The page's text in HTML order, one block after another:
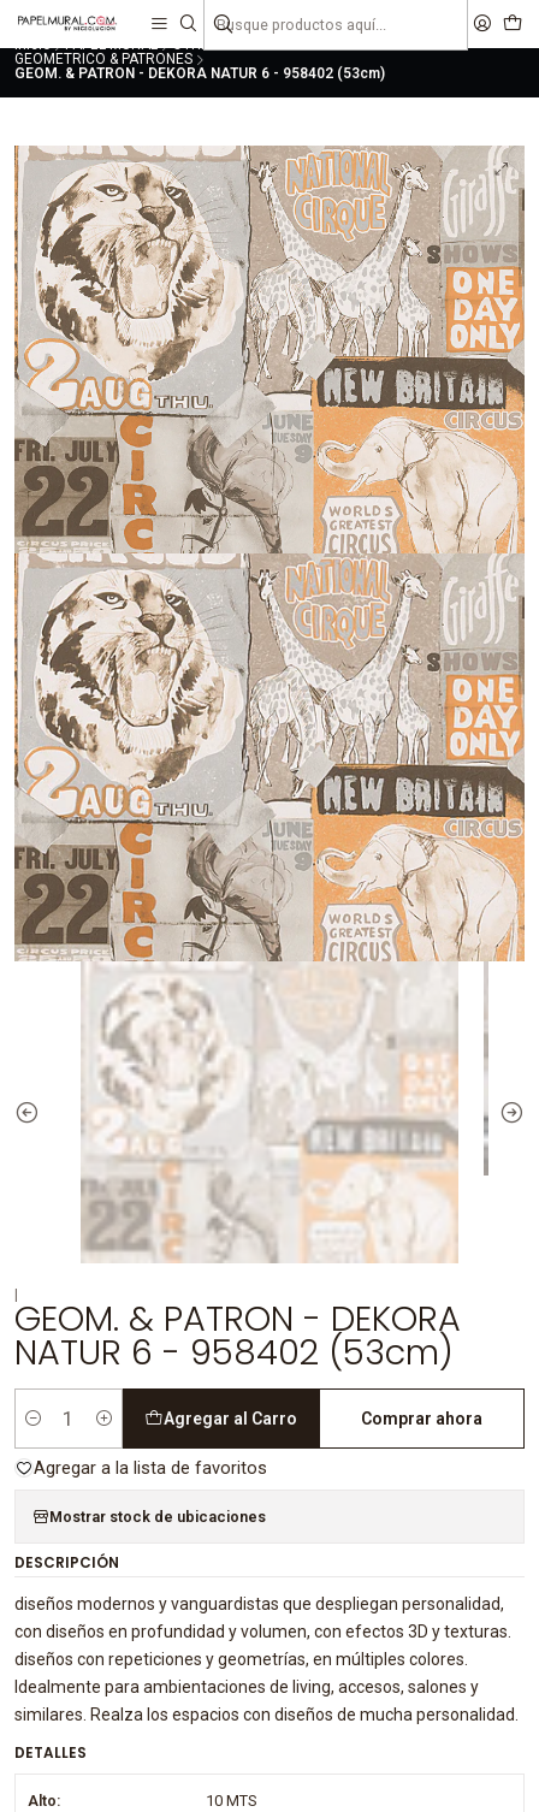
liquidaciones
Inicio PAPEL MURAL OTRAS COLECCIONES
GEOMETRICO & PATRONES
GEOM. & PATRON - DEKORA NATUR 6 - 958402 (53cm)
GEOM. & PATRON - DEKORA
NATUR 6 - 958402 (53cm)
Cantidad
Agregar al Carro Comprar ahora
Agregar a la lista de favoritos
Mostrar stock de ubicaciones
DESCRIPCIÓN
diseños modernos y vanguardistas que despliegan personalidad,
con diseños en profundidad y volumen, con efectos 3D y texturas.
diseños con repeticiones y geometrías, en múltiples colores.
Idealmente para ambientaciones de living, accesos, salones y
similares. Realza los espacios con diseños de mucha personalidad.
DETALLES
Alto: 10 MTS